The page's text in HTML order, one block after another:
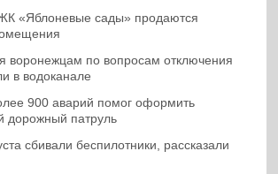
«Яблоневые сады» продаются
воронежцам по вопросам отключения
в водоканале
900 аварий помог оформить
дорожный патруль
сбивали беспилотники, рассказали